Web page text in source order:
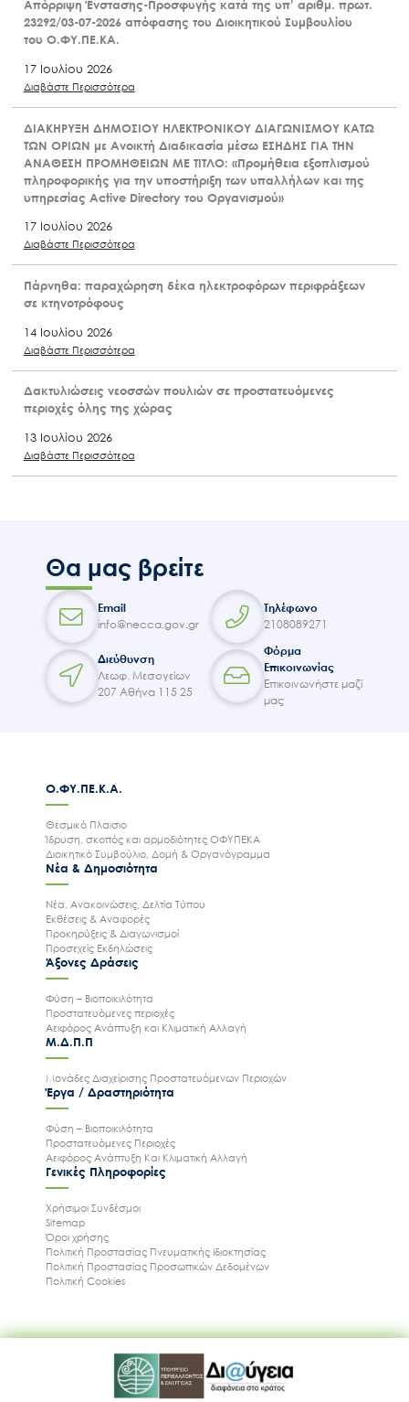
Απόρριψη Ένστασης-Προσφυγής κατά της υπ’ αριθμ. πρωτ.
23292/03-07-2026 απόφασης του Διοικητικού Συμβουλίου
του Ο.ΦΥ.ΠΕ.ΚΑ.
17 Ιουλίου 2026
Διαβάστε Περισσότερα
ΔΙΑΚΗΡΥΞΗ ΔΗΜΟΣΙΟΥ ΗΛΕΚΤΡΟΝΙΚΟΥ ΔΙΑΓΩΝΙΣΜΟΥ ΚΑΤΩ
ΤΩΝ ΟΡΙΩΝ με Ανοικτή Διαδικασία μέσω ΕΣΗΔΗΣ ΓΙΑ ΤΗΝ
ΑΝΑΘΕΣΗ ΠΡΟΜΗΘΕΙΩΝ ΜΕ ΤΙΤΛΟ: «Προμήθεια εξοπλισμού
πληροφορικής για την υποστήριξη των υπαλλήλων και της
υπηρεσίας Active Directory του Οργανισμού»
17 Ιουλίου 2026
Διαβάστε Περισσότερα
Πάρνηθα: παραχώρηση δέκα ηλεκτροφόρων περιφράξεων
σε κτηνοτρόφους
14 Ιουλίου 2026
Διαβάστε Περισσότερα
Δακτυλιώσεις νεοσσών πουλιών σε προστατευόμενες
περιοχές όλης της χώρας
13 Ιουλίου 2026
Διαβάστε Περισσότερα
Θα μας βρείτε
Email
info@necca.gov.gr
Τηλέφωνο
2108089271
Διεύθυνση
Λεωφ. Μεσογείων
207 Αθήνα 115 25
Φόρμα
Επικοινωνίας
Επικοινωνήστε μαζί
μας
Ο.ΦΥ.ΠΕ.Κ.Α.
Θεσμικό Πλαισιο
Ίδρυση, σκοπός και αρμοδιότητες ΟΦΥΠΕΚΑ
Διοικητικό Συμβούλιο, Δομή & Οργανόγραμμα
Νέα & Δημοσιότητα
Νέα, Ανακοινώσεις, Δελτία Τύπου
Εκθέσεις & Αναφορές
Προκηρύξεις & Διαγωνισμοί
Προσεχείς Εκδηλώσεις
Άξονες Δράσεις
Φύση – Βιοποικιλότητα
Προστατευόμενες περιοχές
Αειφόρος Ανάπτυξη και Κλιματική Αλλαγή
Μ.Δ.Π.Π
Μονάδες Διαχείρισης Προστατευόμενων Περιοχών
Έργα / Δραστηριότητα
Φύση – Βιοποικιλότητα
Προστατευόμενες Περιοχές
Αειφόρος Ανάπτυξη Και Κλιματική Αλλαγή
Γενικές Πληροφορίες
Χρήσιμοι Συνδέσμοι
Sitemap
Όροι χρήσης
Πολιτική Προστασίας Πνευματικής Ιδιοκτησίας
Πολιτική Προστασίας Προσωπικών Δεδομένων
Πολιτική Cookies